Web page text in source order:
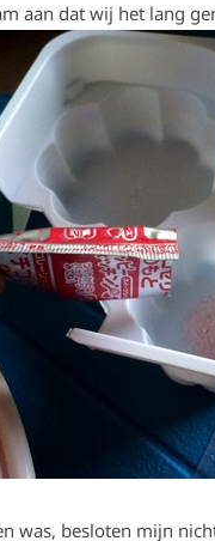
aan dat wij het lang
was, besloten mijn